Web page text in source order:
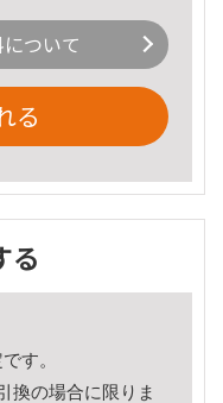
ついて
る
る
す。
換の場合に限りま